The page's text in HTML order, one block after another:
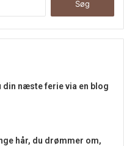
din næste ferie via en blog
hår, du drømmer om,